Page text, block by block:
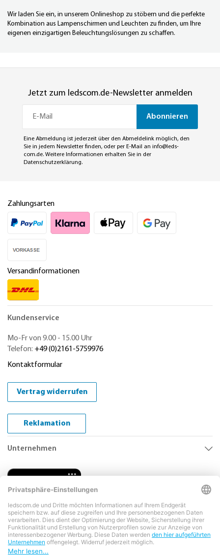
Wir laden Sie ein, in unserem Onlineshop zu stöbern und die perfekte
Kombination aus Lampenschirmen und Leuchten zu finden, um Ihre
eigenen einzigartigen Beleuchtungslösungen zu schaffen.
Jetzt zum ledscom.de-Newsletter anmelden
Abonnieren
Eine Abmeldung ist jederzeit über den Abmeldelink möglich, den
Sie in jedem Newsletter finden, oder per E-Mail an info@leds-
com.de. Weitere Informationen erhalten Sie in der
Datenschutzerklärung.
Zahlungsarten
Versandinformationen
Kundenservice
Mo-Fr von 9.00 - 15.00 Uhr
Telefon: +49 (0)2161-5759976
Kontaktformular
Vertrag widerrufen
Reklamation
Unternehmen